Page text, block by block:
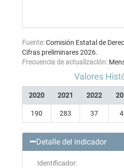
Fuente:Comisión Estatal de
Cifras preliminares 2026.
Frecuencia de actualización:
Valores
2020 2021 2022
190 283 37
Detalle del indicador
Identificador: